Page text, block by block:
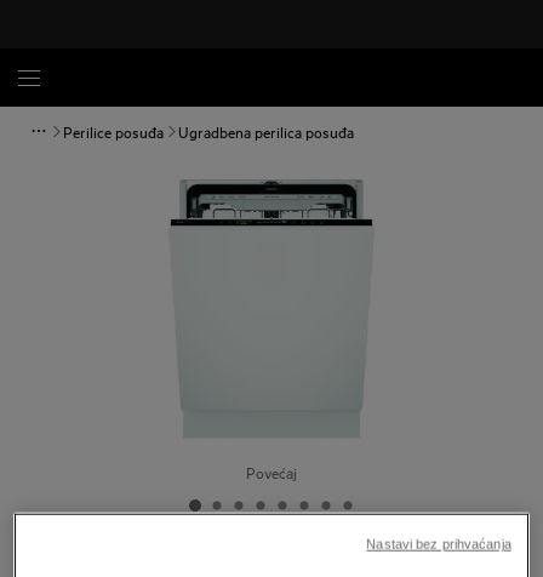
Perilice posuđa Ugradbena perilica posuđa
Povećaj
Nastavi bez prihvaćanja